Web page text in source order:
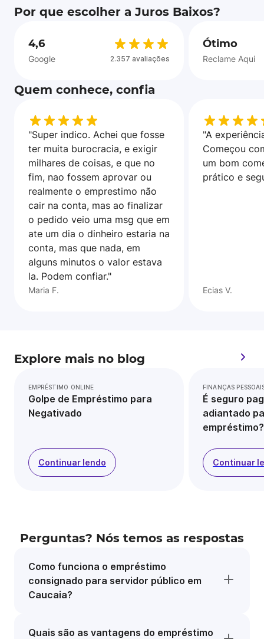
Por que escolher a Juros Baixos?
4,6
Google 2.357 avaliações
Ótimo
Reclame Aqui
Quem conhece, confia
"Super indico. Achei que fosse
ter muita burocracia, e exigir
milhares de coisas, e que no
fim, nao fossem aprovar ou
realmente o emprestimo não
cair na conta, mas ao finalizar
o pedido veio uma msg que em
ate um dia o dinheiro estaria na
conta, mas que nada, em
alguns minutos o valor estava
la. Podem confiar."
Maria F.
"A
Começou
um bom
prático e
Ecias V.
Explore mais no blog
EMPRÉSTIMO ONLINE
Golpe de Empréstimo para
Negativado
Continuar lendo
FINANÇAS
É seguro
adiantado
empréstimo?
Continuar
Perguntas? Nós temos as respostas
Como funciona o empréstimo
consignado para servidor público em
Caucaia?
Quais são as vantagens do empréstimo